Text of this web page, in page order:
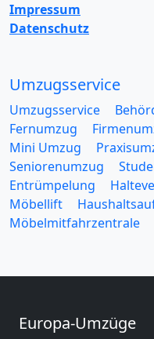
Impressum
Datenschutz
Umzugsservice
Umzugsservice
Fernumzug
Mini Umzug
Seniorenumzug
Entrümpelung
Möbellift
Möbelmitfahrzentrale
Europa-Umzüge